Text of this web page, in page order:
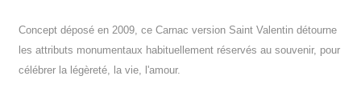
Concept déposé en 2009, ce Carnac version Saint Valentin détourne
les attributs monumentaux habituellement réservés au souvenir, pour
célébrer la légèreté, la vie, l'amour.